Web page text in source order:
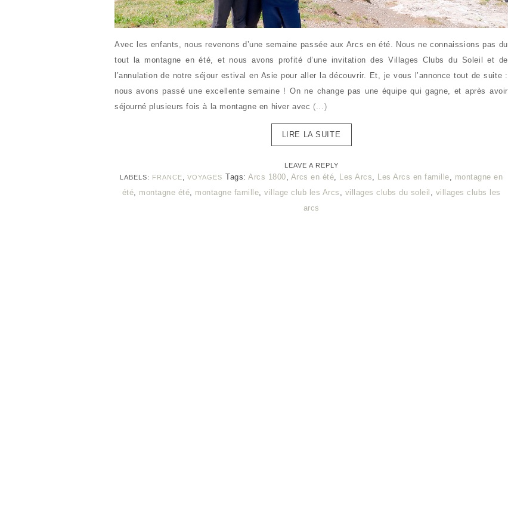
Avec les enfants, nous revenons d’une semaine passée aux Arcs en été. Nous ne connaissions pas du
tout la montagne en été, et nous avons profité d’une invitation des Villages Clubs du Soleil et de
l’annulation de notre séjour estival en Asie pour aller la découvrir. Et, je vous l’annonce tout de suite :
nous avons passé une excellente semaine ! On ne change pas une équipe qui gagne, et après avoir
séjourné plusieurs fois à la montagne en hiver avec (...)
LIRE LA SUITE
LEAVE A REPLY
LABELS: FRANCE VOYAGES Tags: Arcs 1800, Arcs en été, Les Arcs, Les Arcs en famille, montagne en
été, montagne été, montagne famille, village club les Arcs , villages clubs du soleil , villages clubs les
arcs